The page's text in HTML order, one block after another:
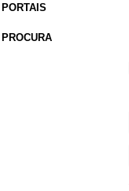
PORTAIS
PROCURA